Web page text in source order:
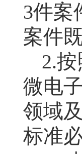
3件案
案件
2.按
微电
领域
标准